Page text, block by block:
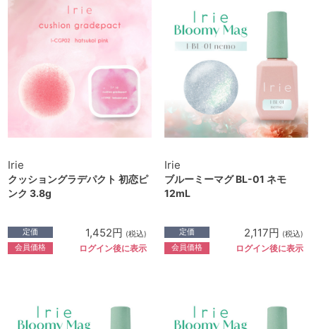
Irie
クッショングラデパクト 初恋ピ
ンク 3.8g
定価 1,452円 (税込)
会員価格 ログイン後に表示
Irie
ブルーミーマグ BL-01 ネモ
12mL
定価 2,117円 (税込)
会員価格 ログイン後に表示